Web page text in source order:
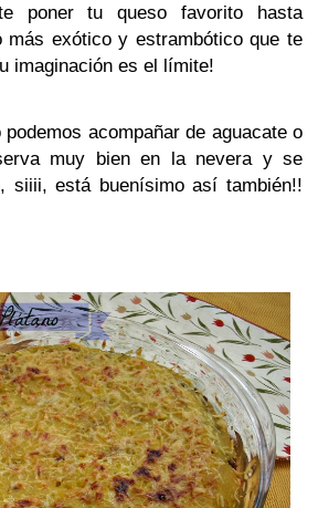
poner tu queso favorito hasta
más exótico y estrambótico que te
imaginación es el límite!
acompañar de aguacate o
muy bien en la nevera y se
siiii, está buenísimo así también!!